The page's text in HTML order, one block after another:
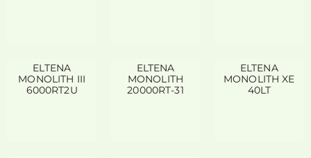
ELTENA
MONOLITH III
6000RT2U
ELTENA
MONOLITH
20000RT-31
ELTENA
MONOLITH XE
40LT